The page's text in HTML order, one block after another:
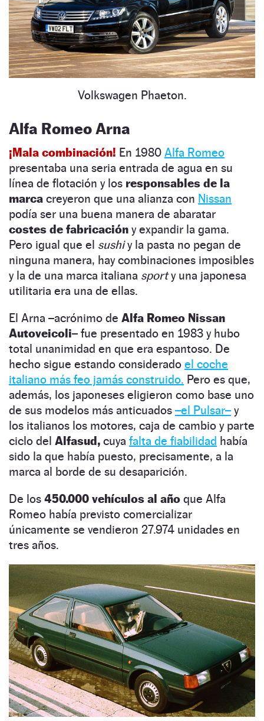
Volkswagen Phaeton.
Alfa Romeo Arna
¡Mala combinación! En 1980 Alfa Romeo
presentaba una seria entrada de agua en su
línea de flotación y los responsables de la
marca creyeron que una alianza con Nissan
podía ser una buena manera de abaratar
costes de fabricación y expandir la gama.
Pero igual que el sushiy la pasta no pegan de
ninguna manera, hay combinaciones imposibles
y la de una marca italiana sporty una japonesa
utilitaria era una de ellas.
El Arna –acrónimo de Alfa Romeo Nissan
Autoveicoli– fue presentado en 1983 y hubo
total unanimidad en que era espantoso. De
hecho sigue estando considerado el coche
italiano más feo jamás construido. Pero es que,
además, los japoneses eligieron como base uno
de sus modelos más anticuados –el Pulsar– y
los italianos los motores, caja de cambio y parte
ciclo del Alfasud, cuya falta de fiabilidad había
sido la que había puesto, precisamente, a la
marca al borde de su desaparición.
De los 450.000 vehículos al año que Alfa
Romeo había previsto comercializar
únicamente se vendieron 27.974 unidades en
tres años.